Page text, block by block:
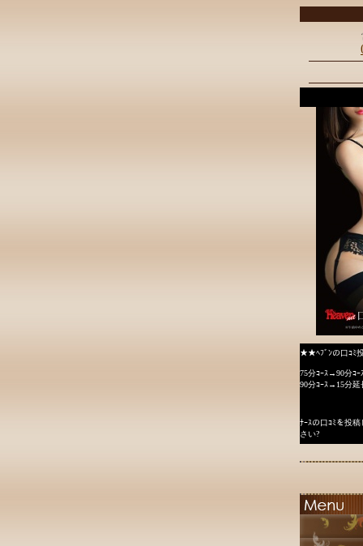
★★ﾍﾌﾞﾝの口ｺﾐ
75分ｺｰｽ→90分ｺｰ
90分ｺｰｽ→15分延
ﾅｰｽの口ｺﾐを投
さい?